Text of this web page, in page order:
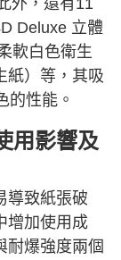
外，還有11
Deluxe 立體
軟白色衛生
紙）等，其吸
的性能。
用影響及
導致紙張破
增加使用成
耐爆強度兩個